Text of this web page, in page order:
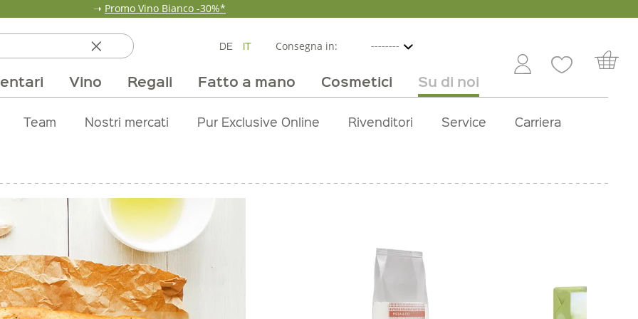
➝ Promo Vino Bianco -30%*
DE IT Consegna in:
Vino Regali Fatto a mano Cosmetici Su di noi
Mondo delle fragole Mondo delle albicocche
Pane, pasta e cereali Provviste Frutta e verdura Dolci
Occasione Selezioni vino Vini in offerta
Borse e confezioni
& fragranze
Team Nostri mercati Pur Exclusive Online Rivenditori Service Carriera